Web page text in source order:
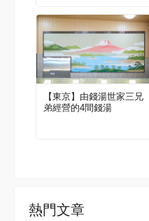
【東京】由錢湯世家三兄
弟經營的4間錢湯
熱門文章